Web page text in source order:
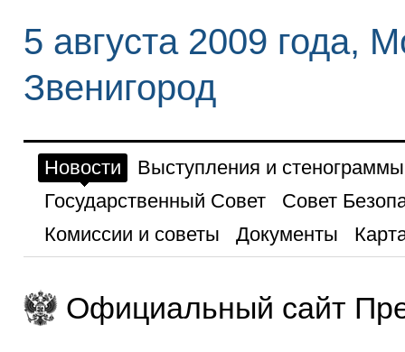
5 августа 2009 года,
Звенигород
Новости
Выступления и стенограммы
Государственный Совет
Совет
Комиссии и советы
Документы
Официальный сайт